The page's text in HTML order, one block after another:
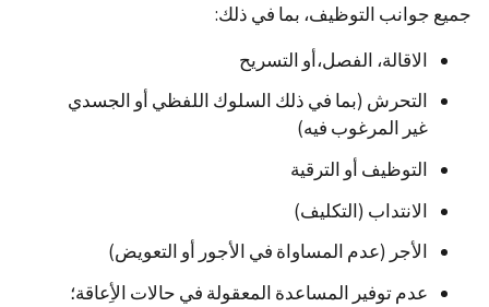
جميع جوانب التوظيف، بما في ذلك:
الاقالة، الفصل،أو التسريح
التحرش (بما في ذلك السلوك اللفظي أو الجسدي
غير المرغوب فيه)
التوظيف أو الترقية
الانتداب (التكليف)
الأجر (عدم المساواة في الأجور أو التعويض)
عدم توفير المساعدة المعقولة في حالات الأِعاقة؛